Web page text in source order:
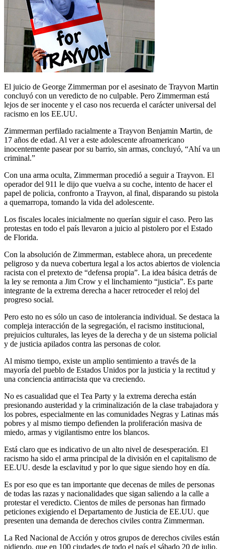
El juicio de George Zimmerman por el asesinato de Trayvon Martin
concluyó con un veredicto de no culpable. Pero Zimmerman está
lejos de ser inocente y el caso nos recuerda el carácter universal del
racismo en los EE.UU.
Zimmerman perfilado racialmente a Trayvon Benjamin Martin, de
17 años de edad. Al ver a este adolescente afroamericano
inocentemente pasear por su barrio, sin armas, concluyó, “Ahí va un
criminal.”
Con una arma oculta, Zimmerman procedió a seguir a Trayvon. El
operador del 911 le dijo que vuelva a su coche, intento de hacer el
papel de policia, confronto a Trayvon, al final, disparando su pistola
a quemarropa, tomando la vida del adolescente.
Los fiscales locales inicialmente no querían siguir el caso. Pero las
protestas en todo el país llevaron a juicio al pistolero por el Estado
de Florida.
Con la absolución de Zimmerman, establece ahora, un precedente
peligroso y da nueva cobertura legal a los actos abiertos de violencia
racista con el pretexto de “defensa propia”. La idea básica detrás de
la ley se remonta a Jim Crow y el linchamiento “justicia”. Es parte
integrante de la extrema derecha a hacer retroceder el reloj del
progreso social.
Pero esto no es sólo un caso de intolerancia individual. Se destaca la
compleja interacción de la segregación, el racismo institucional,
prejuicios culturales, las leyes de la derecha y de un sistema policial
y de justicia apilados contra las personas de color.
Al mismo tiempo, existe un amplio sentimiento a través de la
mayoría del pueblo de Estados Unidos por la justicia y la rectitud y
una conciencia antirracista que va creciendo.
No es casualidad que el Tea Party y la extrema derecha están
presionando austeridad y la criminalización de la clase trabajadora y
los pobres, especialmente en las comunidades Negras y Latinas más
pobres y al mismo tiempo defienden la proliferación masiva de
miedo, armas y vigilantismo entre los blancos.
Está claro que es indicativo de un alto nivel de desesperación. El
racismo ha sido el arma principal de la división en el capitalismo de
EE.UU. desde la esclavitud y por lo que sigue siendo hoy en día.
Es por eso que es tan importante que decenas de miles de personas
de todas las razas y nacionalidades que sigan saliendo a la calle a
protestar el veredicto. Cientos de miles de personas han firmado
peticiones exigiendo el Departamento de Justicia de EE.UU. que
presenten una demanda de derechos civiles contra Zimmerman.
La Red Nacional de Acción y otros grupos de derechos civiles están
pidiendo, que en 100 ciudades de todo el país el sábado 20 de julio.